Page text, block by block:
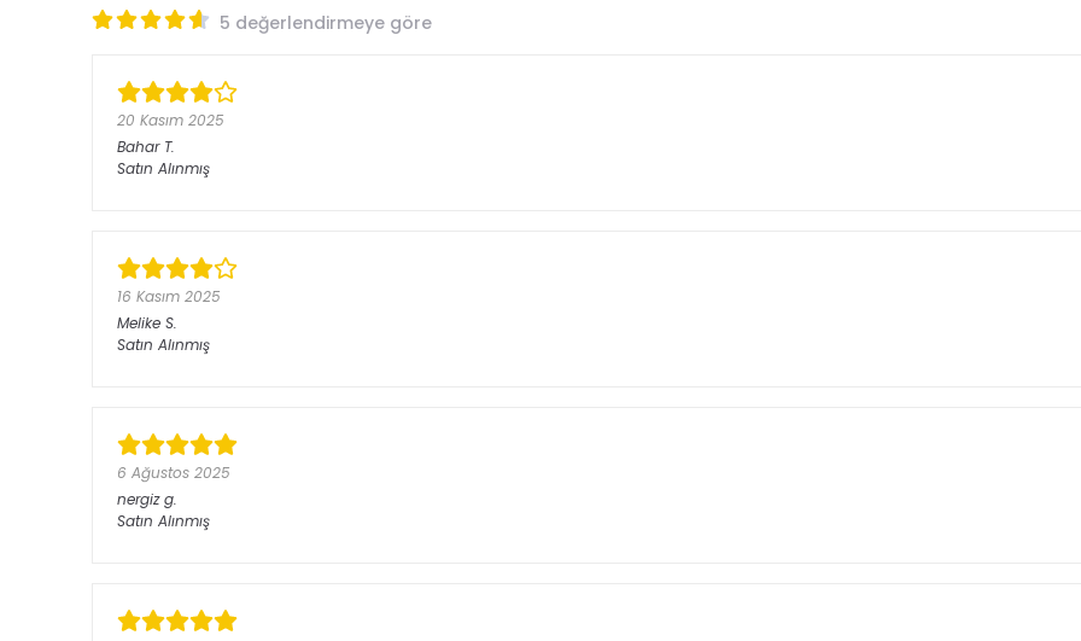
5 değerlendirmeye göre
20 Kasım 2025
Bahar T.
Satın Alınmış
16 Kasım 2025
Melike S.
Satın Alınmış
6 Ağustos 2025
nergizg.
Satın Alınmış